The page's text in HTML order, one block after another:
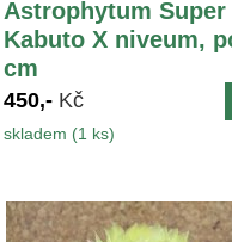
Astrophytum Super
Kabuto X niveum,
cm
450,- Kč
skladem (1 ks)